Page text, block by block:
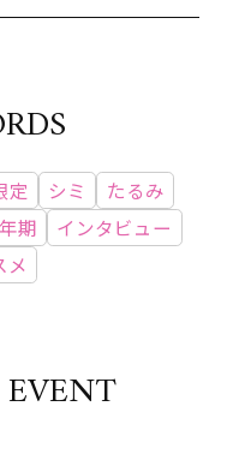
定 シミ
たるみ
期
インタビュー
メ